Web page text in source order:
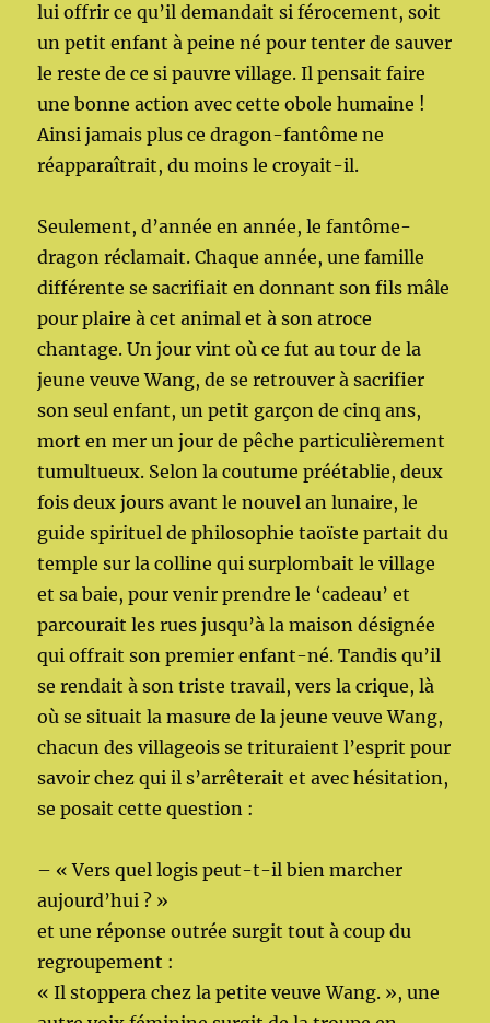
lui offrir ce qu’il demandait si férocement, soit
un petit enfant à peine né pour tenter de sauver
le reste de ce si pauvre village. Il pensait faire
une bonne action avec cette obole humaine !
Ainsi jamais plus ce dragon-fantôme ne
réapparaîtrait, du moins le croyait-il.
Seulement, d’année en année, le fantôme-
dragon réclamait. Chaque année, une famille
différente se sacrifiait en donnant son fils mâle
pour plaire à cet animal et à son atroce
chantage. Un jour vint où ce fut au tour de la
jeune veuve Wang, de se retrouver à sacrifier
son seul enfant, un petit garçon de cinq ans,
mort en mer un jour de pêche particulièrement
tumultueux. Selon la coutume préétablie, deux
fois deux jours avant le nouvel an lunaire, le
guide spirituel de philosophie taoïste partait du
temple sur la colline qui surplombait le village
et sa baie, pour venir prendre le ‘cadeau’ et
parcourait les rues jusqu’à la maison désignée
qui offrait son premier enfant-né. Tandis qu’il
se rendait à son triste travail, vers la crique, là
où se situait la masure de la jeune veuve Wang,
chacun des villageois se trituraient l’esprit pour
savoir chez qui il s’arrêterait et avec hésitation,
se posait cette question :
– « Vers quel logis peut-t-il bien marcher
aujourd’hui ? »
et une réponse outrée surgit tout à coup du
regroupement :
« Il stoppera chez la petite veuve Wang. », une